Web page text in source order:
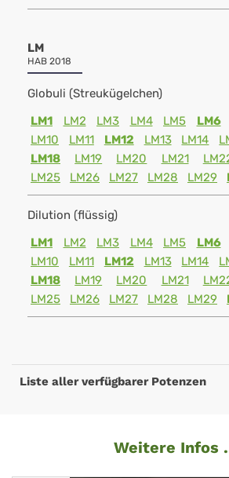
LM
HAB 2018
Globuli (Streukügelchen)
LM1
LM2 LM3 LM4 LM5 LM6
LM10
LM11 LM12 LM13 LM14
LM18
LM19 LM20 LM21
LM25
LM26 LM27 LM28 LM29
Dilution (flüssig)
LM1
LM2 LM3 LM4 LM5 LM6
LM10
LM11 LM12 LM13 LM14
LM18
LM19 LM20 LM21
LM25
LM26 LM27 LM28 LM29
Liste aller verfügbarer Potenzen
Weitere Infos